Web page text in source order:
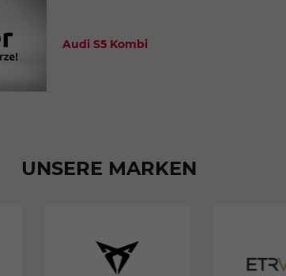
Audi S5 Kombi
UNSERE MARKEN